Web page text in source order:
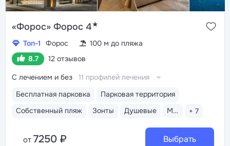
«Форос» Форос 4★
Топ-1 Форос
100 м до пляжа
8.7
12 отзывов
Бесплатная парковка
Парковая территория
Собственный пляж
Зонты Душевые Медицинский пост + 7
С лечением и без 11 профилей лечения
от 7250 ₽ Выбрать